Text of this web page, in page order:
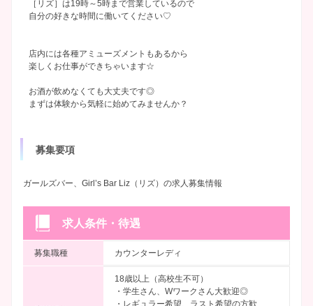
［リズ］は19時～5時まで営業しているので
自分の好きな時間に働いてください♡
店内には各種アミューズメントもあるから
楽しくお仕事ができちゃいます☆
お酒が飲めなくても大丈夫です◎
まずは体験から気軽に始めてみませんか？
募集要項
ガールズバー、Girl’s Bar Liz（リズ）の求人募集情報
求人条件・待遇
募集職種 カウンターレディ
18歳以上（高校生不可）
・学生さん、Wワークさん大歓迎◎
・レギュラー希望、ラスト希望の方歓